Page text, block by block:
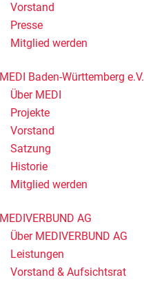
Vorstand
Presse
Mitglied werden
MEDI Baden-Württemberg e.V.
Über MEDI
Projekte
Vorstand
Satzung
Historie
Mitglied werden
MEDIVERBUND AG
Über MEDIVERBUND AG
Leistungen
Vorstand & Aufsichtsrat